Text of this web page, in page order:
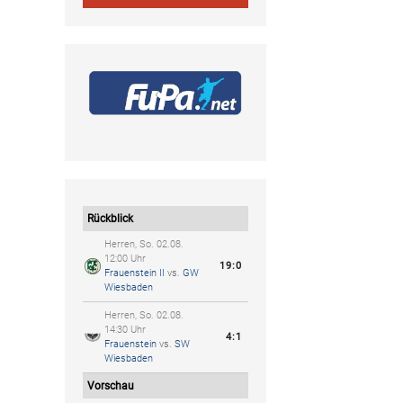
Rückblick
Herren, So. 02.08.
12:00 Uhr
Frauenstein II
vs. GW
Wiesbaden
19:0
Herren, So. 02.08.
14:30 Uhr
Frauenstein vs. SW
Wiesbaden
4:1
Vorschau